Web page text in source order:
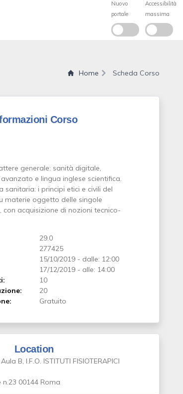
Home Scheda Corso
Corso
generale: sanità digitale,
e lingua inglese scientifica.
sanitaria: i principi etici e civili del
materie oggetto delle singole
con acquisizione di nozioni tecnico-
29.0
277425
15/10/2019 - dalle: 12:00
17/12/2019 - alle: 14:00
10
20
Gratuito
Location
B, I.F.O. ISTITUTI FISIOTERAPICI
00144 Roma